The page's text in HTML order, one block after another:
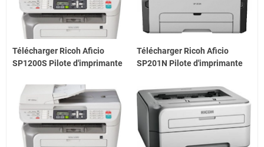
Télécharger Ricoh Aficio
SP1200S Pilote d'imprimante
Télécharger Ricoh Aficio
SP201N Pilote d'imprimante